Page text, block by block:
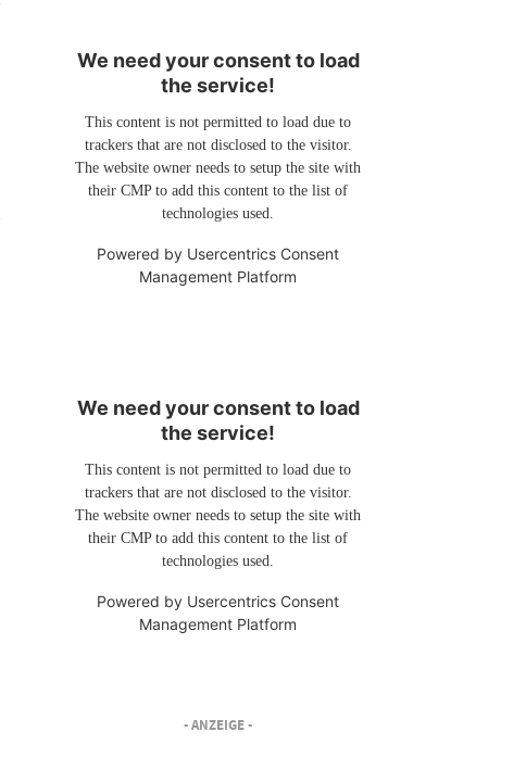
We need your consent to load
the service!
This content is not permitted to load due to
trackers that are not disclosed to the visitor.
The website owner needs to setup the site with
their CMP to add this content to the list of
technologies used.
Powered by Usercentrics Consent
Management Platform
We need your consent to load
the service!
This content is not permitted to load due to
trackers that are not disclosed to the visitor.
The website owner needs to setup the site with
their CMP to add this content to the list of
technologies used.
Powered by Usercentrics Consent
Management Platform
- ANZEIGE -